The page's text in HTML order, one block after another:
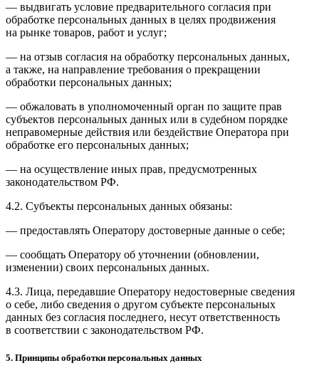
— выдвигать условие предварительного согласия при
обработке персональных данных в целях продвижения
на рынке товаров, работ и услуг;
— на отзыв согласия на обработку персональных данных,
а также, на направление требования о прекращении
обработки персональных данных;
— обжаловать в уполномоченный орган по защите прав
субъектов персональных данных или в судебном порядке
неправомерные действия или бездействие Оператора при
обработке его персональных данных;
— на осуществление иных прав, предусмотренных
законодательством РФ.
4.2. Субъекты персональных данных обязаны:
— предоставлять Оператору достоверные данные о себе;
— сообщать Оператору об уточнении (обновлении,
изменении) своих персональных данных.
4.3. Лица, передавшие Оператору недостоверные сведения
о себе, либо сведения о другом субъекте персональных
данных без согласия последнего, несут ответственность
в соответствии с законодательством РФ.
5. Принципы обработки персональных данных